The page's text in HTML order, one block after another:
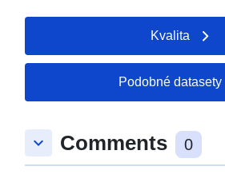
Kvalita
Podobné datasety
keyboard_arrow_down Comments 0